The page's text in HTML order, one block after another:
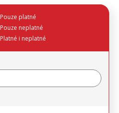
Pouze platné
Pouze neplatné
Platné i neplatné